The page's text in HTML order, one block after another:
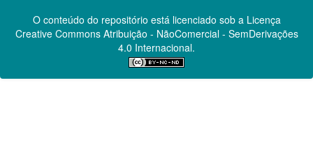
O conteúdo do repositório está licenciado sob a Licença
Creative CommonsAtribuição - NãoComercial - SemDerivações
4.0 Internacional.